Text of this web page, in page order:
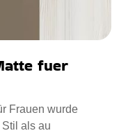
fuer
Frauen wurde
als au